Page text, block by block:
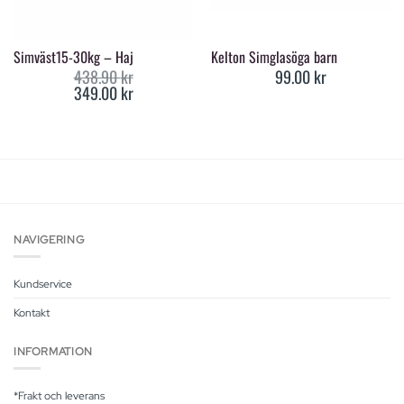
Simväst15-30kg – Haj
438.90kr
Original
price
349.00krCurrent
price
Kelton Simglasöga barn
99.00kr
NAVIGERING
Kundservice
Kontakt
INFORMATION
*Frakt och leverans